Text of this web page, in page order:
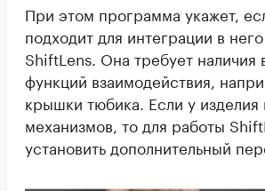
При этом программа укажет,
подходит для интеграции в
ShiftLens. Она требует наличия
функций взаимодействия,
крышки тюбика. Если у изделия
механизмов, то для работы
установить дополнительный